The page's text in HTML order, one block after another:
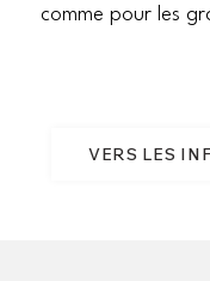
comme pour les
VERS LES